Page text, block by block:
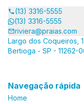
(13) 3316-5555
(13) 3316-5555
riviera@praias.com
Largo dos Coqueiros,
Bertioga - SP - 11262-
Navegação rápida
Home